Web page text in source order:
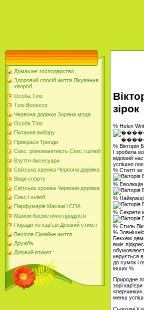
Домашнє господарство
Здоровий спосіб життя Лікування
хвороб
Особа Тіло
Тіло Волосся
Червона доріжка Зоряна мода
Особа Тіло
Питання вибору
Прикраси Тренди
Секс: різноманітність Секс і шлюб
Взуття Аксесуари
Світська хроніка Червона доріжка
Види спорту
Світська хроніка Червона доріжка
Секс і шлюб
Парфумерія Масажі і СПА
Макіяж Косметичні продукти
Поради по кар'єрі Діловий етикет
Весілля Сімейне життя
Дружба
Діловий етикет
зірок
% Helen
% Вікторія
І зробила
відомий
успішно
% Статті
% Еволюція
% Найкращі
% Секрети
% Стиль
%
Бекхем
вміє
керується
до сумок і
інших.%
Природне
зорі
менш